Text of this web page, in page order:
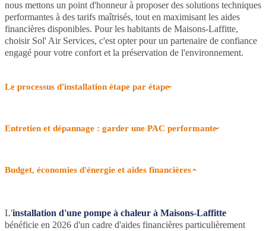
nous mettons un point d'honneur à proposer des solutions techniques
performantes à des tarifs maîtrisés, tout en maximisant les aides
financières disponibles. Pour les habitants de Maisons-Laffitte,
choisir Sol' Air Services, c'est opter pour un partenaire de confiance
engagé pour votre confort et la préservation de l'environnement.
Le processus d'installation étape par étape
Entretien et dépannage : garder une PAC performante
Budget, économies d'énergie et aides financières
L'installation d'une pompe à chaleur à Maisons-Laffitte
bénéficie en 2026 d'un cadre d'aides financières particulièrement